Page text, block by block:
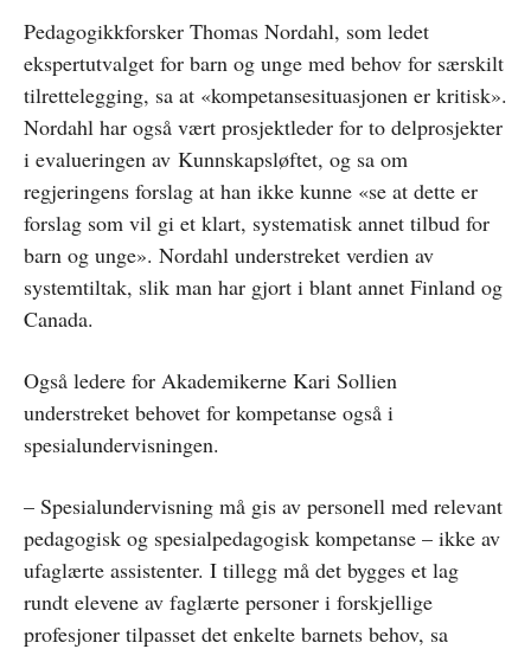
Pedagogikkforsker Thomas Nordahl, som ledet
ekspertutvalget for barn og unge med behov for særskilt
tilrettelegging, sa at «kompetansesituasjonen er kritisk».
Nordahl har også vært prosjektleder for to delprosjekter
i evalueringen av Kunnskapsløftet, og sa om
regjeringens forslag at han ikke kunne «se at dette er
forslag som vil gi et klart, systematisk annet tilbud for
barn og unge». Nordahl understreket verdien av
systemtiltak, slik man har gjort i blant annet Finland og
Canada.
Også ledere for Akademikerne Kari Sollien
understreket behovet for kompetanse også i
spesialundervisningen.
– Spesialundervisning må gis av personell med relevant
pedagogisk og spesialpedagogisk kompetanse – ikke av
ufaglærte assistenter. I tillegg må det bygges et lag
rundt elevene av faglærte personer i forskjellige
profesjoner tilpasset det enkelte barnets behov, sa